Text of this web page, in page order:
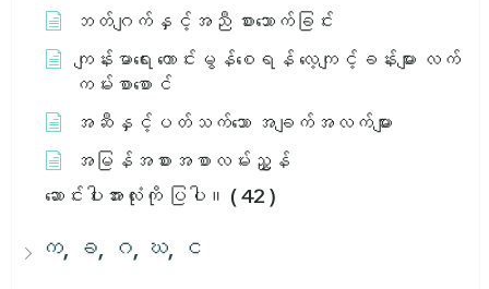
ဘတ်ဂျက်နှင့်အညီ စားသောက်ခြင်း
ကျန်းမာရေး ကောင်းမွန်စေရန် လေ့ကျင့်ခန်းများ လက်
ကမ်းစာစောင်
အဆီနှင့်ပတ်သက်သော အချက်အလက်များ
အမြန်အစားအစာလမ်းညွှန်
ဆောင်းပါးအားလုံးကို ပြပါ။ ( 42 )
က, ခ, ဂ, ဃ, င